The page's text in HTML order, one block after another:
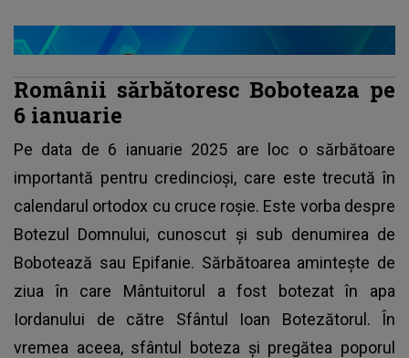
Românii sărbătoresc Boboteaza pe
6 ianuarie
Pe data de 6 ianuarie 2025 are loc o sărbătoare
importantă pentru credincioși, care este trecută în
calendarul ortodox cu cruce roșie. Este vorba despre
Botezul Domnului, cunoscut și sub denumirea de
Bobotează sau Epifanie. Sărbătoarea amintește de
ziua în care Mântuitorul a fost botezat în apa
Iordanului de către Sfântul Ioan Botezătorul. În
vremea aceea, sfântul boteza și pregătea poporul